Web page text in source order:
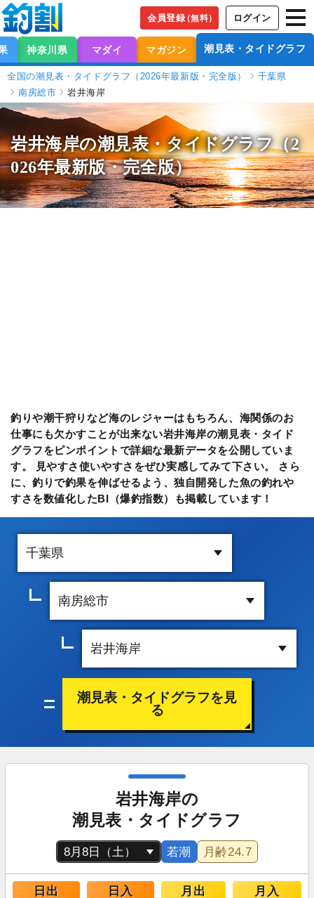
会員登録（無料） ログイン
神奈川県 マダイ マガジン 潮見表・タイドグラフ
全国の潮見表・タイドグラフ（2026年最新版・完全版）
千葉県
南房総市
岩井海岸
岩井海岸の潮見表・タイドグラフ（2
026年最新版・完全版）
釣りや潮干狩りなど海のレジャーはもちろん、海関係のお
仕事にも欠かすことが出来ない岩井海岸の潮見表・タイド
グラフをピンポイントで詳細な最新データを公開していま
す。 見やすさ使いやすさをぜひ実感してみて下さい。 さら
に、釣りで釣果を伸ばせるよう、独自開発した魚の釣れや
すさを数値化したBI（爆釣指数）も掲載しています！
潮見表・タイドグラフを見
る
岩井海岸の
潮見表・タイドグラフ
若潮 月齢24.7
日出 日入 月出 月入